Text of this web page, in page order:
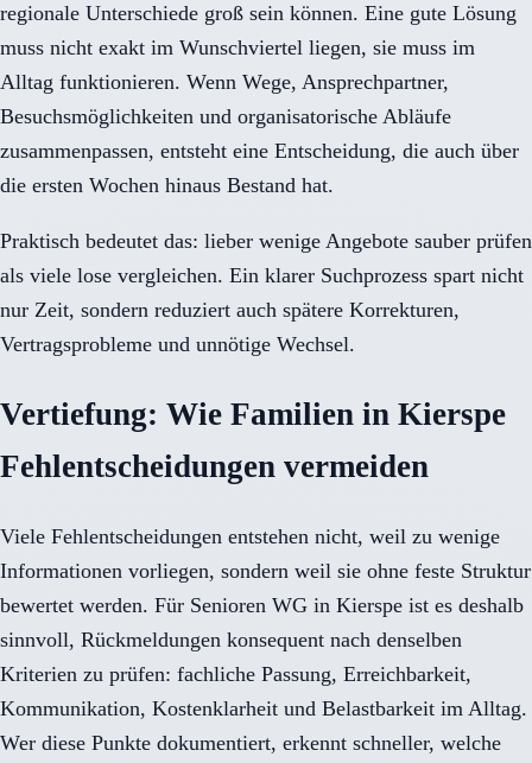
regionale Unterschiede groß sein können. Eine gute Lösung
muss nicht exakt im Wunschviertel liegen, sie muss im
Alltag funktionieren. Wenn Wege, Ansprechpartner,
Besuchsmöglichkeiten und organisatorische Abläufe
zusammenpassen, entsteht eine Entscheidung, die auch über
die ersten Wochen hinaus Bestand hat.
Praktisch bedeutet das: lieber wenige Angebote sauber prüfen
als viele lose vergleichen. Ein klarer Suchprozess spart nicht
nur Zeit, sondern reduziert auch spätere Korrekturen,
Vertragsprobleme und unnötige Wechsel.
Vertiefung: Wie Familien in Kierspe
Fehlentscheidungen vermeiden
Viele Fehlentscheidungen entstehen nicht, weil zu wenige
Informationen vorliegen, sondern weil sie ohne feste Struktur
bewertet werden. Für Senioren WG in Kierspe ist es deshalb
sinnvoll, Rückmeldungen konsequent nach denselben
Kriterien zu prüfen: fachliche Passung, Erreichbarkeit,
Kommunikation, Kostenklarheit und Belastbarkeit im Alltag.
Wer diese Punkte dokumentiert, erkennt schneller, welche